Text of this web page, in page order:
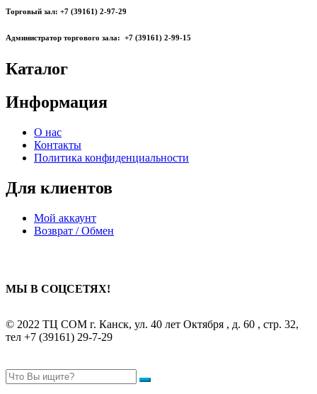
Торговый зал: +7 (39161) 2-97-29
Администратор торгового зала: +7 (39161) 2-99-15
Каталог
Информация
О нас
Контакты
Политика конфиденциальности
Для клиентов
Мой аккаунт
Возврат / Обмен
МЫ В СОЦСЕТЯХ!
© 2022 ТЦ СОМ г. Канск, ул. 40 лет Октября , д. 60 , стр. 32,
тел +7 (39161) 29-7-29